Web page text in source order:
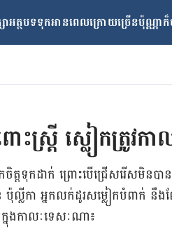
ាអត្ថបទទុកអានពេលក្រោយ​ច្រើនប៉ុណ្ណ
ះស្ត្រី ស្លៀកត្រូវក
ទុកដាក់ ព្រោះ​បើ​ជ្រើសរើស​មិន​បាន​
លីកា អ្នក​លក់​ដូរ​សម្លៀកបំពាក់ នឹង​
ង​កាលៈទេសៈ​ណា៖